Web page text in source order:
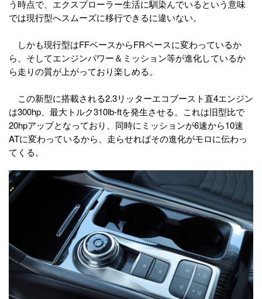
う時点で、エクスプローラー生活に馴染んでいるという意味
では現行型へスムーズに移行できるに違いない。
しかも現行型はFFベースからFRベースに変わっているか
ら、そしてエンジンパワー＆ミッション等が進化しているか
ら走りの質が上がっており楽しめる。
この新型に搭載される2.3リッターエコブースト直4エンジン
は300hp、最大トルク310lb-ftを発生させる。これは旧型比で
20hpアップとなっており、同時にミッションが6速から10速
ATに変わっているから、走らせればその進化がモロに伝わっ
てくる。